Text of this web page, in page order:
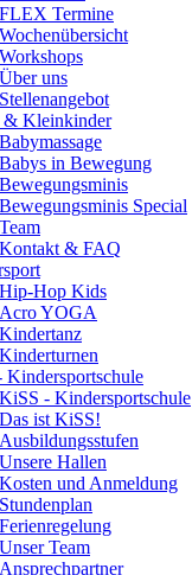
FLEX Termine
Wochenübersicht
Workshops
Über uns
Stellenangebot
& Kleinkinder
Babymassage
Babys in Bewegung
Bewegungsminis
Bewegungsminis Special
Team
Kontakt & FAQ
Hip-Hop Kids
Acro YOGA
Kindertanz
Kinderturnen
Kindersportschule
KiSS - Kindersportschule
Das ist KiSS!
Ausbildungsstufen
Unsere Hallen
Kosten und Anmeldung
Stundenplan
Ferienregelung
Unser Team
Ansprechpartner